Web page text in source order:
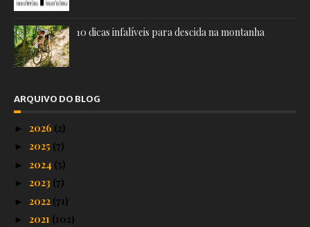
10 dicas infalíveis para descida na montanha
ARQUIVO DO BLOG
► 2026 (2)
► 2025 (7)
► 2024 (5)
► 2023 (7)
► 2022 (71)
► 2021 (102)